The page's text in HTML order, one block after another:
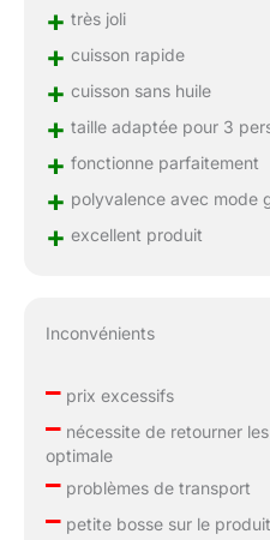
+ très joli
+ cuisson rapide
+ cuisson sans huile
+ taille adaptée pour 3
+ fonctionne parfaitement
+ polyvalence avec mode
+ excellent produit
Inconvénients
–prix excessifs
–nécessite de retourner
optimale
–problèmes de transport
–petite bosse sur le